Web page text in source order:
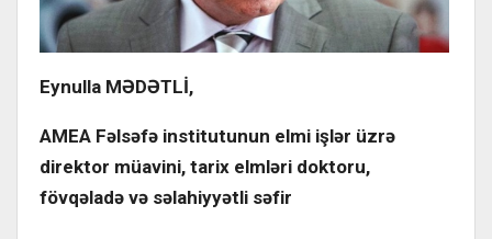
Eynulla MƏDƏTLİ,
AMEA Fəlsəfə institutunun elmi işlər üzrə
direktor müavini, tarix elmləri doktoru,
fövqəladə və səlahiyyətli səfir